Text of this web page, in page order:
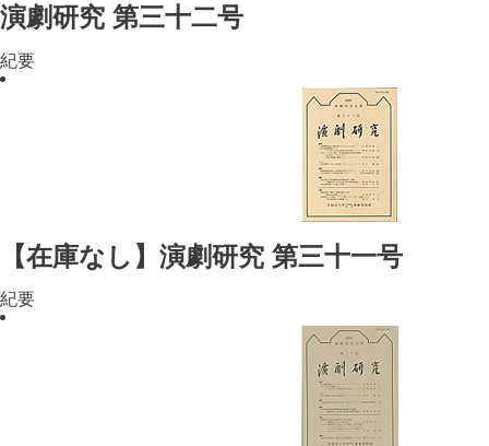
演劇研究 第三十二号
紀要
【在庫なし】演劇研究 第三十一号
紀要